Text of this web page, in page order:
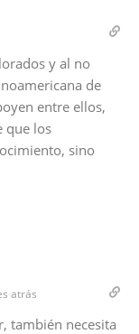
y al no
de
entre ellos,
que los
sino
atrás
también necesita